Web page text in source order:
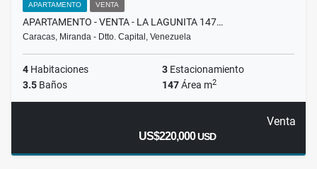
APARTAMENTO VENTA
APARTAMENTO - VENTA - LA LAGUNITA 147…
Caracas, Miranda - Dtto. Capital, Venezuela
4 Habitaciones 3 Estacionamiento
3.5 Baños 147Área m2
Venta
US$220,000USD